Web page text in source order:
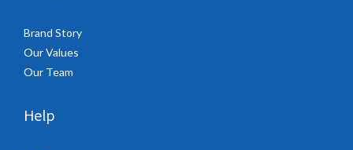
Brand Story
Our Values
Our Team
Help